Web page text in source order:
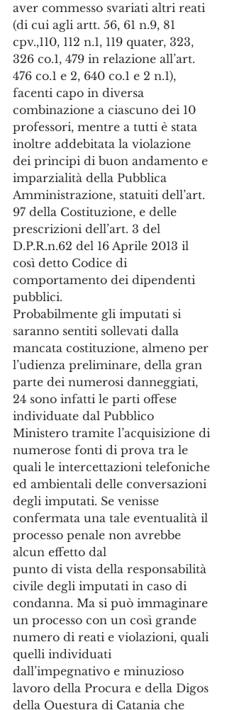
aver commesso svariati altri reati
(di cui agli artt. 56, 61 n.9, 81
cpv.,110, 112 n.1, 119 quater, 323,
326 co.1, 479 in relazione all’art.
476 co.1 e 2, 640 co.1 e 2 n.1),
facenti capo in diversa
combinazione a ciascuno dei 10
professori, mentre a tutti è stata
inoltre addebitata la violazione
dei principi di buon andamento e
imparzialità della Pubblica
Amministrazione, statuiti dell’art.
97 della Costituzione, e delle
prescrizioni dell’art. 3 del
D.P.R.n.62 del 16 Aprile 2013 il
così detto Codice di
comportamento dei dipendenti
pubblici.
Probabilmente gli imputati si
saranno sentiti sollevati dalla
mancata costituzione, almeno per
l’udienza preliminare, della gran
parte dei numerosi danneggiati,
24 sono infatti le parti offese
individuate dal Pubblico
Ministero tramite l’acquisizione di
numerose fonti di prova tra le
quali le intercettazioni telefoniche
ed ambientali delle conversazioni
degli imputati. Se venisse
confermata una tale eventualità il
processo penale non avrebbe
alcun effetto dal
punto di vista della responsabilità
civile degli imputati in caso di
condanna. Ma si può immaginare
un processo con un così grande
numero di reati e violazioni, quali
quelli individuati
dall’impegnativo e minuzioso
lavoro della Procura e della Digos
della Questura di Catania che